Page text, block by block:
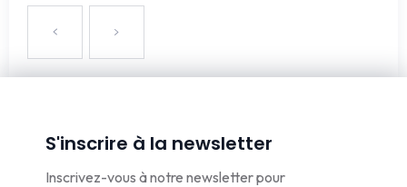
S'inscrire à la newsletter
Inscrivez-vous à notre newsletter pour